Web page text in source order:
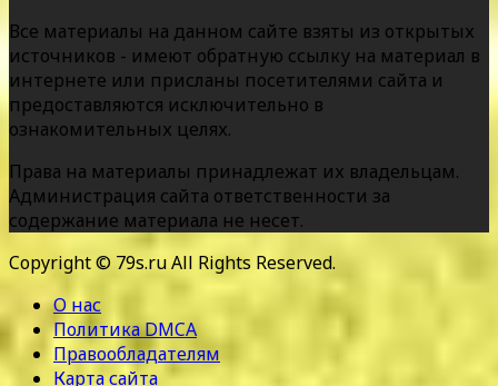
Все материалы на данном сайте взяты из открытых
источников - имеют обратную ссылку на материал в
интернете или присланы посетителями сайта и
предоставляются исключительно в
ознакомительных целях.
Права на материалы принадлежат их владельцам.
Администрация сайта ответственности за
содержание материала не несет.
Copyright © 79s.ru All Rights Reserved.
О нас
Политика DMCA
Правообладателям
Карта сайта